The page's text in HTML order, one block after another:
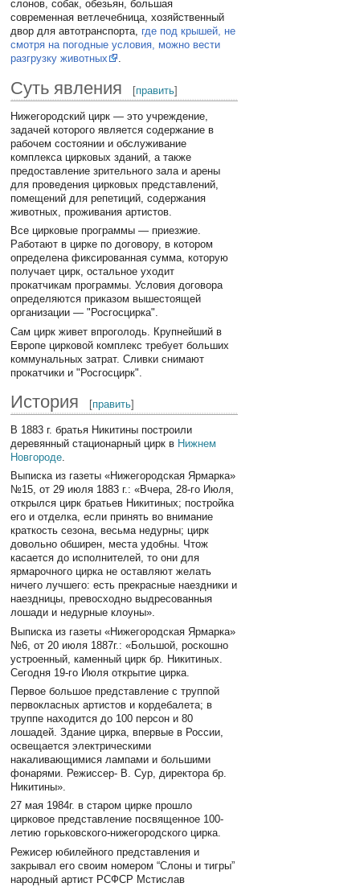
слонов, собак, обезьян, большая
современная ветлечебница, хозяйственный
двор для автотранспорта, где под крышей, не
смотря на погодные условия, можно вести
разгрузку животных
.
Суть явления [править]
Нижегородский цирк — это учреждение,
задачей которого является содержание в
рабочем состоянии и обслуживание
комплекса цирковых зданий, а также
предоставление зрительного зала и арены
для проведения цирковых представлений,
помещений для репетиций, содержания
животных, проживания артистов.
Все цирковые программы — приезжие.
Работают в цирке по договору, в котором
определена фиксированная сумма, которую
получает цирк, остальное уходит
прокатчикам программы. Условия договора
определяются приказом вышестоящей
организации — "Росгосцирка".
Сам цирк живет впроголодь. Крупнейший в
Европе цирковой комплекс требует больших
коммунальных затрат. Сливки снимают
прокатчики и "Росгосцирк".
История [править]
В 1883 г. братья Никитины построили
деревянный стационарный цирк в Нижнем
Новгороде
Выписка из газеты «Нижегородская Ярмарка»
№15, от 29 июля 1883 г.: «Вчера, 28-го Июля,
открылся цирк братьев Никитиных; постройка
его и отделка, если принять во внимание
краткость сезона, весьма недурны; цирк
довольно обширен, места удобны. Чтож
касается до исполнителей, то они для
ярмарочного цирка не оставляют желать
ничего лучшего: есть прекрасные наездники и
наездницы, превосходно выдресованныя
лошади и недурные клоуны».
Выписка из газеты «Нижегородская Ярмарка»
№6, от 20 июля 1887г.: «Большой, роскошно
устроенный, каменный цирк бр. Никитиных.
Сегодня 19-го Июля открытие цирка.
Первое большое представление с труппой
первокласных артистов и кордебалета; в
труппе находится до 100 персон и 80
лошадей. Здание цирка, впервые в России,
освещается электрическими
накаливающимися лампами и большими
фонарями. Режиссер- В. Сур, директора бр.
Никитины».
27 мая 1984г. в старом цирке прошло
цирковое представление посвященное 100-
летию горьковского-нижегородского цирка.
Режисер юбилейного представления и
закрывал его своим номером “Слоны и тигры”
народный артист РСФСР Мстислав